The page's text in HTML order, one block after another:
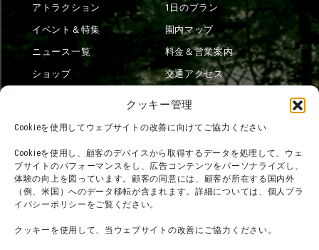
クッキー管理
Cookieを使用してウェブサイトの改善に向けてご協力ください
Cookieを使用し、顧客のデバイスから取得するデータを処理して、ウェ
ブサイトのパフォーマンスをし、広告コンテンツをパーソナライズし、
体験の向上を図っています。顧客の同意には、顧客が所在する国内外
（例、米国）へのデータ移転が含まれます。詳細については、個人プラ
イバシーポリシーをご覧ください。
クッキーを使用して、当ウェブサイトの改善にご協力ください。
アトラクション
イベント＆特集
ニュース一覧
ショップ
1日のプラン
園内マップ
料金＆営業案内
交通アクセス
団体利用について メディア掲載実績